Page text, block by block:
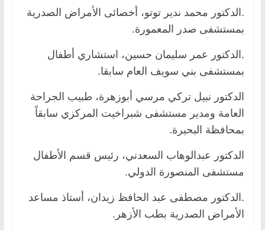
.الدكتور محمد ندير توتو، أخصائى الأمراض الصدرية
بمستشفى صدر المعمورة.
.الدكتور عمر سليمان حسين، استشاري أطفال
بمستشفى بني سويف العام سابقا.
الدكتور نبيل تركي مرسي أبوزهرة، طبيب الجراحة
العامة ومدير مستشفى شبراخيت المركزي سابقاً
بمحافظة البحيرة.
الدكتور عبدالوهاب السعدني، رئيس قسم الأطفال
مستشفى المنصورة الدولي.
.الدكتور مصطفى عبد الحافظ زيدان، أستاذ مساعد
الأمراض الصدرية بطب الأزهر.